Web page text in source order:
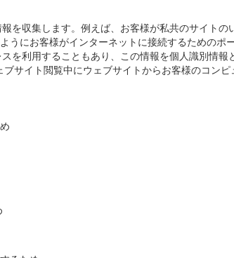
を収集します。例えば、お客様が私共のサイト
にお客様がインターネットに接続するための
利用することもあり、この情報を個人識別情報
サイト閲覧中にウェブサイトからお客様のコン